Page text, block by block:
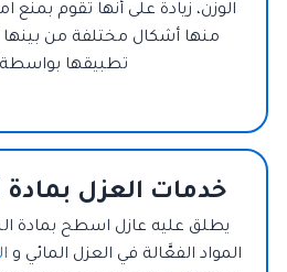
الوزن، زيادة على أنها تقوم
منها أشكال مختلفة من بينها
تطبيقها
خدمات العزل
يطلق عليه عازل اسطح بمادة
المواد الفعَّالة في العزل المائي و